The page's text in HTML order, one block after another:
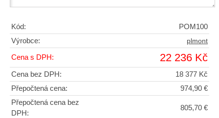
Kód:
POM100
Výrobce:
plmont
Cena s DPH: 22 236 Kč
Cena bez DPH:
18 377 Kč
Přepočtená cena:
974,90 €
Přepočtená cena bez
DPH:
805,70 €